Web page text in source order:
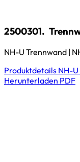
2500301.
NH-U Trennwand |
Produktdetails NH-U
Herunterladen PDF